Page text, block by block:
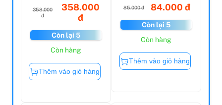
358.000
đ
358.000
đ
Còn lại 5
Còn hàng
Thêm vào giỏ hàng
85.000 đ 84.000 đ
Còn lại 5
Còn hàng
Thêm vào giỏ hàng